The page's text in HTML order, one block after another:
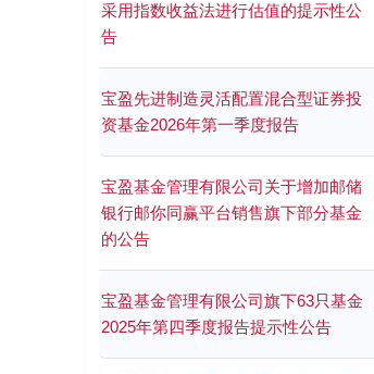
采用指数收益法进行估值的提示性公
告
宝盈先进制造灵活配置混合型证券投
资基金2026年第一季度报告
宝盈基金管理有限公司关于增加邮储
银行邮你同赢平台销售旗下部分基金
的公告
宝盈基金管理有限公司旗下63只基金
2025年第四季度报告提示性公告